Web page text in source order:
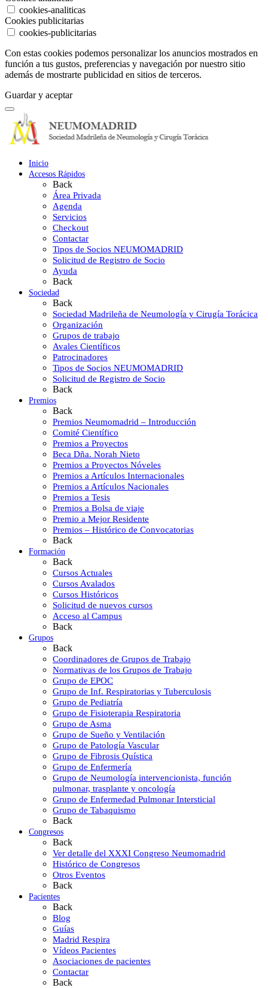
cookies-analiticas
Cookies publicitarias
cookies-publicitarias
Con estas cookies podemos personalizar los anuncios mostrados en
función a tus gustos, preferencias y navegación por nuestro sitio
además de mostrarte publicidad en sitios de terceros.
Guardar y aceptar
Inicio
Accesos Rápidos
Back
Área Privada
Agenda
Servicios
Checkout
Contactar
Tipos de Socios NEUMOMADRID
Solicitud de Registro de Socio
Ayuda
Back
Sociedad
Back
Sociedad Madrileña de Neumología y Cirugía Torácica
Organización
Grupos de trabajo
Avales Científicos
Patrocinadores
Tipos de Socios NEUMOMADRID
Solicitud de Registro de Socio
Back
Premios
Back
Premios Neumomadrid – Introducción
Comité Científico
Premios a Proyectos
Beca Dña. Norah Nieto
Premios a Proyectos Nóveles
Premios a Artículos Internacionales
Premios a Artículos Nacionales
Premios a Tesis
Premios a Bolsa de viaje
Premio a Mejor Residente
Premios – Histórico de Convocatorias
Back
Formación
Back
Cursos Actuales
Cursos Avalados
Cursos Históricos
Solicitud de nuevos cursos
Acceso al Campus
Back
Grupos
Back
Coordinadores de Grupos de Trabajo
Normativas de los Grupos de Trabajo
Grupo de EPOC
Grupo de Inf. Respiratorias y Tuberculosis
Grupo de Pediatría
Grupo de Fisioterapia Respiratoria
Grupo de Asma
Grupo de Sueño y Ventilación
Grupo de Patología Vascular
Grupo de Fibrosis Quística
Grupo de Enfermería
Grupo de Neumología intervencionista, función
pulmonar, trasplante y oncología
Grupo de Enfermedad Pulmonar Intersticial
Grupo de Tabaquismo
Back
Congresos
Back
Ver detalle del XXXI Congreso Neumomadrid
Histórico de Congresos
Otros Eventos
Back
Pacientes
Back
Blog
Guías
Madrid Respira
Vídeos Pacientes
Asociaciones de pacientes
Contactar
Back